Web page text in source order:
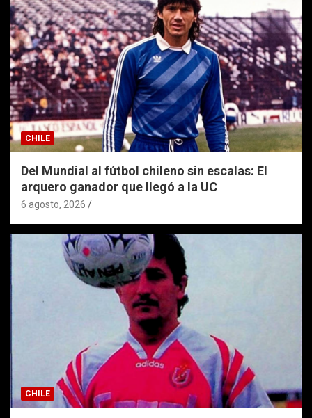
CHILE
Del Mundial al fútbol chileno sin escalas: El
arquero ganador que llegó a la UC
6 agosto, 2026
CHILE